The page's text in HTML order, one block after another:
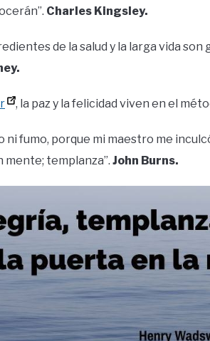
Charles Kingsley.
de la salud y la larga vida
, la paz y la felicidad viven en el
ni fumo, porque mi maestro me
mente; templanza”. John Burns.